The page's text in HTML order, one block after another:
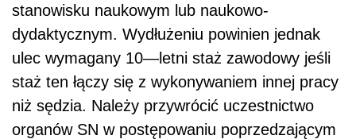
stanowisku naukowym lub naukowo-
dydaktycznym. Wydłużeniu powinien jednak
ulec wymagany 10—letni staż zawodowy jeśli
staż ten łączy się z wykonywaniem innej pracy
niż sędzia. Należy przywrócić uczestnictwo
organów SN w postępowaniu poprzedzającym